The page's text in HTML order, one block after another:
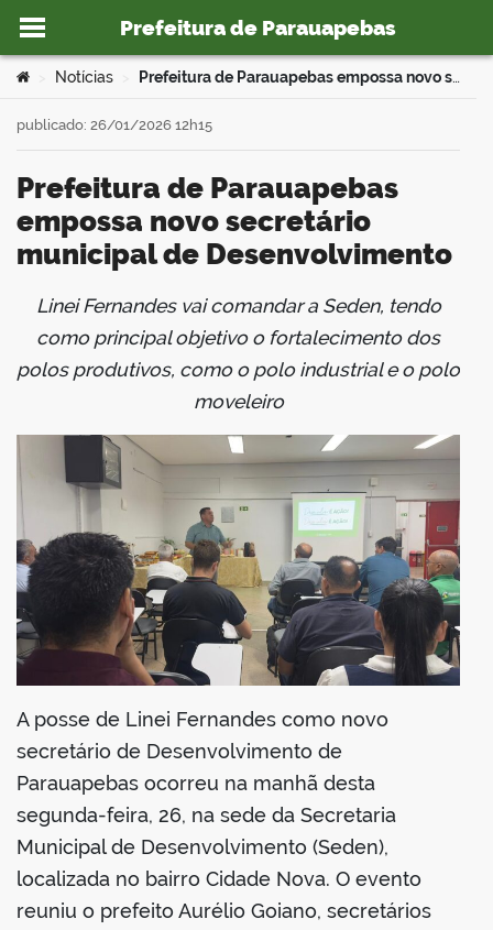
Ir para o conteúdo
Prefeitura de Parauapebas
portal
Você está aqui:
Notícias Prefeitura de Parauapebas empossa novo secretário municipal de Desenvolvimento
Prefeitura de Parauapebas
empossa novo secretário
municipal de Desenvolvimento
publicado: 26/01/2026 12h15
Linei Fernandes vai comandar a Seden, tendo
como principal objetivo o fortalecimento dos
polos produtivos, como o polo industrial e o polo
moveleiro
A posse de Linei Fernandes como novo
secretário de Desenvolvimento de
Parauapebas ocorreu na manhã desta
segunda-feira, 26, na sede da Secretaria
Municipal de Desenvolvimento (Seden),
localizada no bairro Cidade Nova. O evento
reuniu o prefeito Aurélio Goiano, secretários